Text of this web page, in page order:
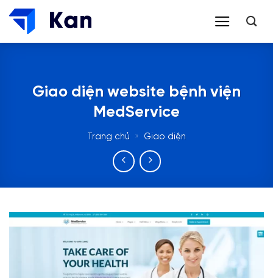
Bỏ
qua
nội
Giao diện website bệnh viện
MedService
Trang chủ » Giao diện